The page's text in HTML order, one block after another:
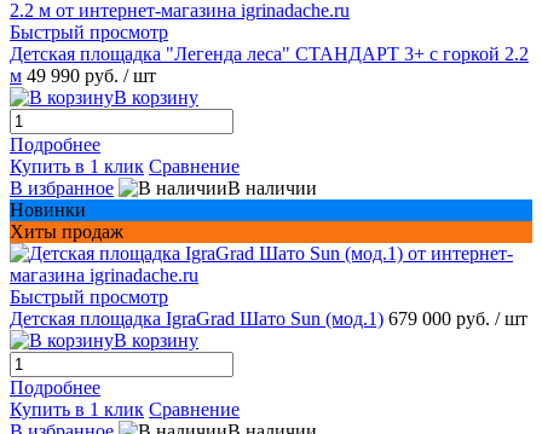
Быстрый просмотр
Детская площадка "Легенда леса" СТАНДАРТ 3+ с горкой 2.2
м 49 990 руб. / шт
В корзину
Подробнее
Купить в 1 клик Сравнение
В избранное
В наличии
Новинки
Хиты продаж
Быстрый просмотр
Детская площадка IgraGrad Шато Sun (мод.1) 679 000 руб. / шт
В корзину
Подробнее
Купить в 1 клик Сравнение